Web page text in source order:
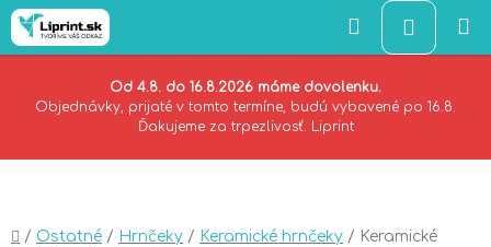
Od 4.8. do 16.8.2026 máme dovolenku.
Objednávky, prijaté v tomto termíne, budú vybavené po 16.8.
Ďakujeme za trpezlivosť. Liprint
Hľadať
KOŠÍK
Domov
/ Ostatné / Hrnčeky / Keramické hrnčeky / Keramické